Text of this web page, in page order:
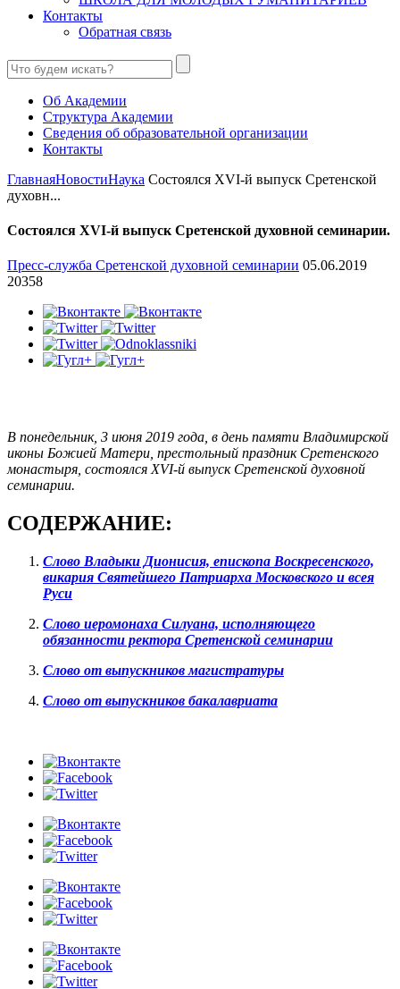
Контакты
Обратная связь
Об Академии
Структура Академии
Сведения об образовательной организации
Контакты
ГлавнаяНовостиНаука Состоялся XVI-й выпуск Сретенской
духовн...
Состоялся XVI-й выпуск Сретенской духовной семинарии.
Пресс-служба Сретенской духовной семинарии 05.06.2019
20358
В понедельник, 3 июня 2019 года, в день памяти Владимирской
иконы Божией Матери, престольный праздник Сретенского
монастыря, состоялся XVI-й выпуск Сретенской духовной
семинарии.
СОДЕРЖАНИЕ:
Слово Владыки Дионисия, епископа Воскресенского,
викария Святейшего Патриарха Московского и всея
Руси
Слово иеромонаха Силуана, исполняющего
обязанности ректора Сретенской семинарии
Слово от выпускниковмагистратуры
Слово от выпускников бакалавриата